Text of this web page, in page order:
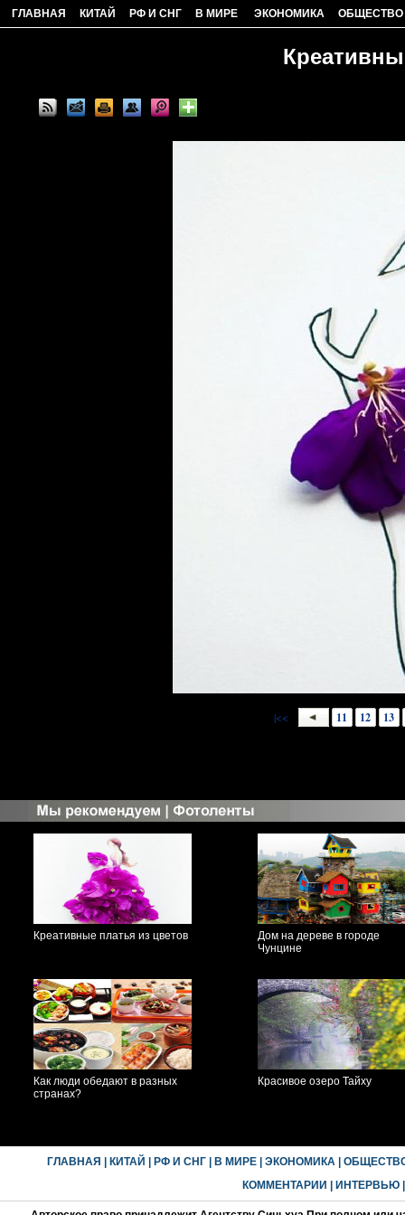
ГЛАВНАЯ КИТАЙ РФ И СНГ В МИРЕ ЭКОНОМИКА ОБЩЕСТВО
|<< 11 12 13
Креативные платья из цветов
Дом на дереве в городе
Чунцине
Как люди обедают в разных
странах?
Красивое озеро Тайху
ГЛАВНАЯ КИТАЙ РФ И СНГ| В МИРЕ| ЭКОНОМИКА|
КОММЕНТАРИИ
ИНТЕРВЬЮ